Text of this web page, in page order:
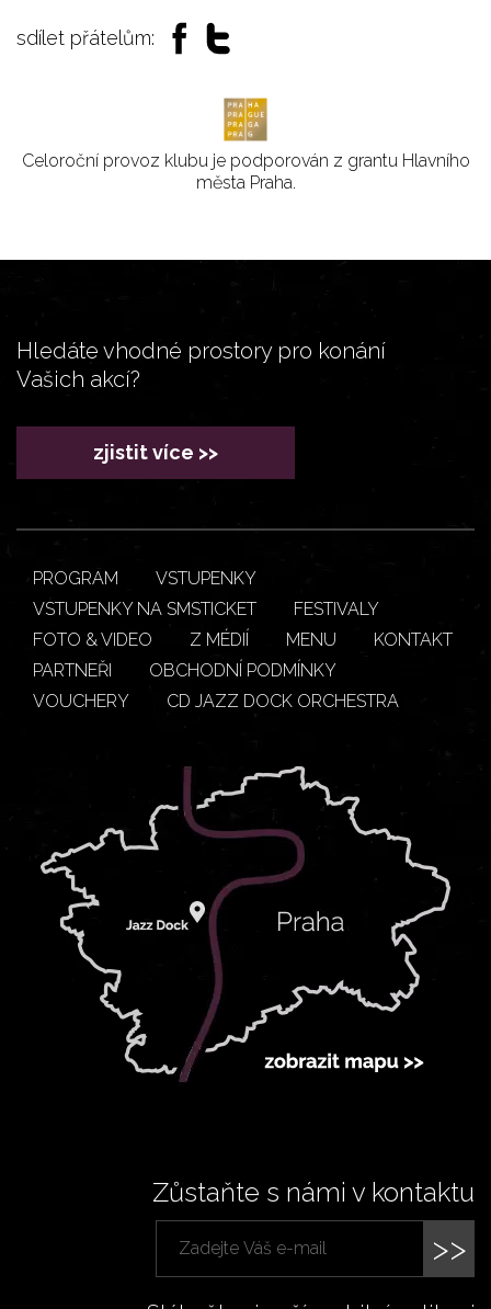
sdílet přátelům:
Celoroční provoz klubu je podporován z grantu Hlavního
města Praha.
Hledáte vhodné prostory pro konání
Vašich akcí?
zjistit více >>
PROGRAM
VSTUPENKY
VSTUPENKY NA SMSTICKET
FESTIVALY
FOTO & VIDEO
Z MÉDIÍ MENU
KONTAKT
PARTNEŘI
OBCHODNÍ PODMÍNKY
VOUCHERY
CD JAZZ DOCK ORCHESTRA
Zůstaňte s námi v kontaktu
>>